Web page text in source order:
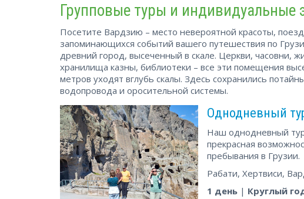
Групповые туры и индивидуальные
Посетите Вардзию – место невероятной красоты,
запоминающихся событий вашего путешествия по
древний город, высеченный в скале. Церкви, часовни,
хранилища казны, библиотеки – все эти помещения
метров уходят вглубь скалы. Здесь сохранились
водопровода и оросительной системы.
Однодневный
Наш однодневный
прекрасная
пребывания в Грузии.
Рабати, Хертвиси,
1 день | Круглый